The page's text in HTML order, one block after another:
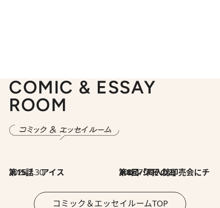
COMIC & ESSAY
ROOM
2026.7.30
第15話 アイス 2026.7.30
第8回「同人誌即売会にチャレンジ その2」
コミック＆エッセイルームTOP